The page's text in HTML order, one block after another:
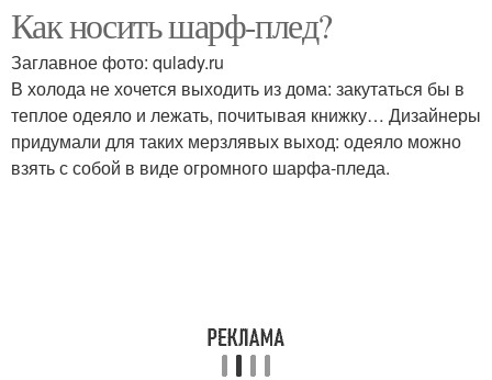
Как носить шарф-плед?
Заглавное фото: qulady.ru
В холода не хочется выходить из дома: закутаться бы в
теплое одеяло и лежать, почитывая книжку… Дизайнеры
придумали для таких мерзлявых выход: одеяло можно
взять с собой в виде огромного шарфа-пледа.